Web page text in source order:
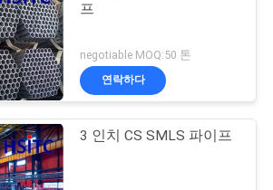
프
negotiable MOQ:50 톤
연락하다
3 인치 CS SMLS 파이프